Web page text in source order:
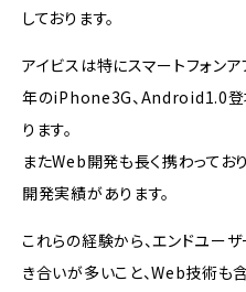
しております。
アイビスは特にスマートフォン
年のiPhone3G、Android1.0登
ります。
またWeb開発も長く携わってお
開発実績があります。
これらの経験から、エンドユー
き合いが多いこと、Web技術も